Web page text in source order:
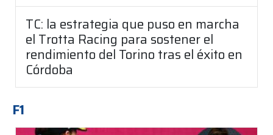
TC: la estrategia que puso en marcha
el Trotta Racing para sostener el
rendimiento del Torino tras el éxito en
Córdoba
F1